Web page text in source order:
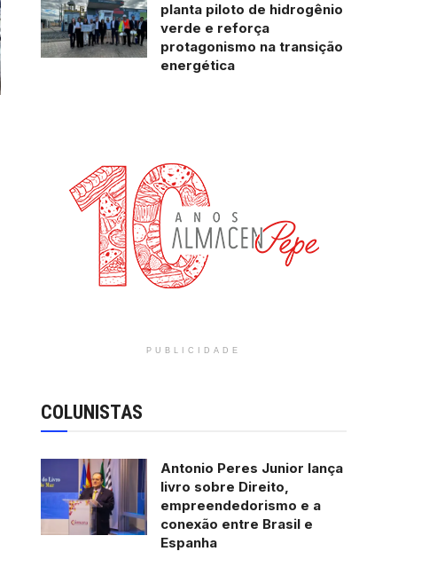
planta piloto de hidrogênio
verde e reforça
protagonismo na transição
energética
PUBLICIDADE
COLUNISTAS
Antonio Peres Junior lança
livro sobre Direito,
empreendedorismo e a
conexão entre Brasil e
Espanha